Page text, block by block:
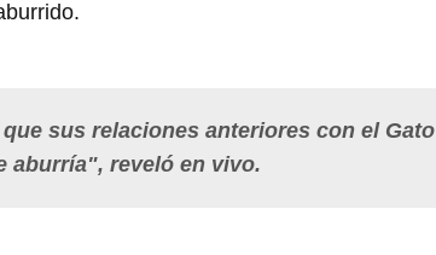
sus relaciones anteriores con el Gato
aburría", reveló en vivo.